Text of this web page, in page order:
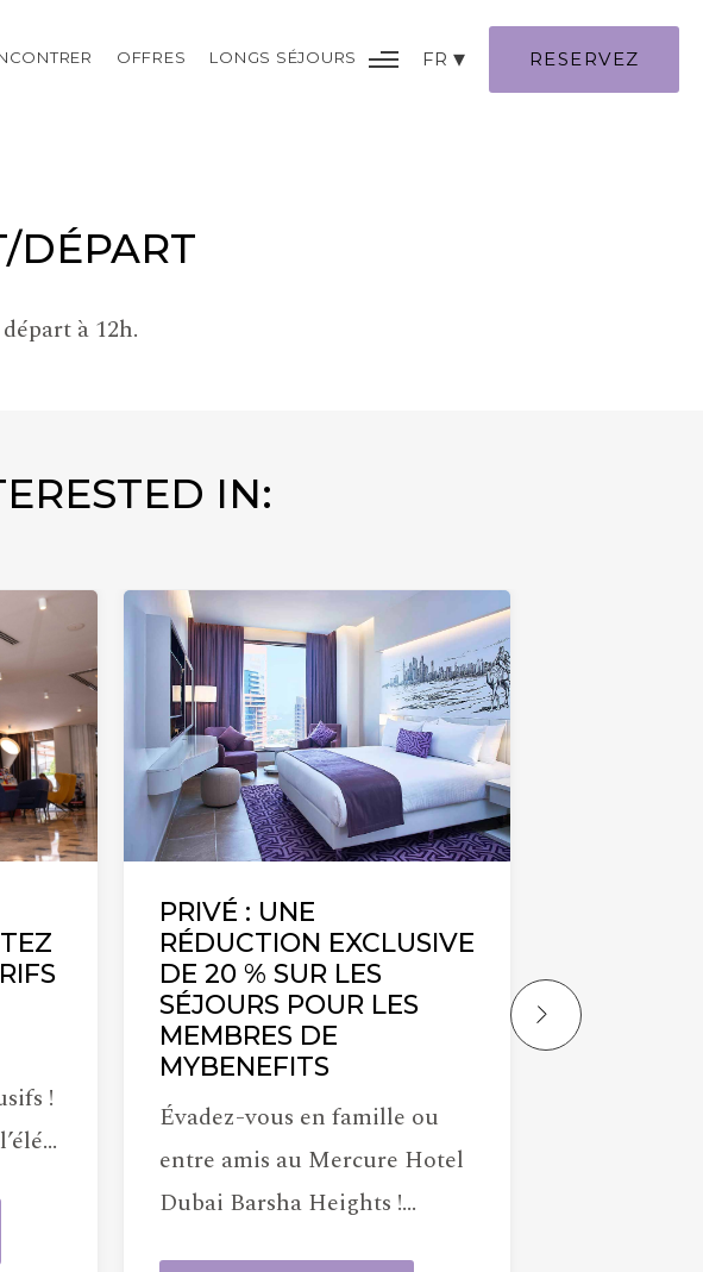
OFFRES LONGS SÉJOURS FR RESERVEZ
DÉPART
à 12h.
IN:
!
PRIVÉ : UNE
RÉDUCTION EXCLUSIVE
DE 20 % SUR LES
SÉJOURS POUR LES
MEMBRES DE
MYBENEFITS
Évadez-vous en famille ou
entre amis au Mercure Hotel
Dubai Barsha Heights !
Restez